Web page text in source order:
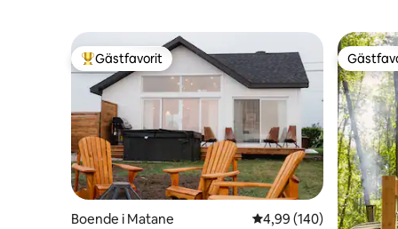
Populär gästfavorit
Gästfavorit
Boende i Matane 4,99 av 5 i
4,99 (140)